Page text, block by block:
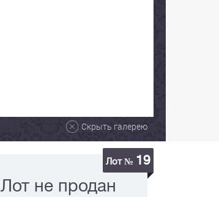
Скрыть галерею
Лот № 19
Лот не продан